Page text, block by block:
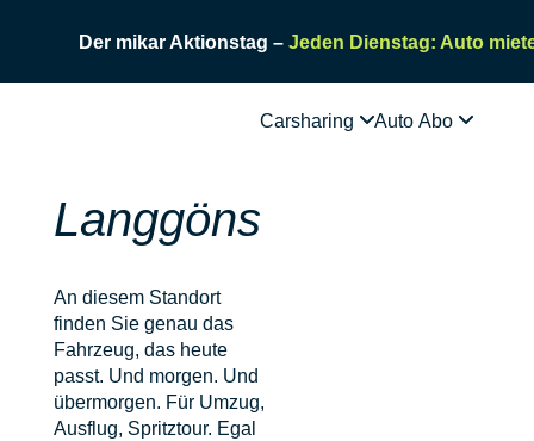
Der mikar Aktionstag – Jeden Dienstag: Auto
Carsharing Auto Abo
Langgöns
An diesem Standort
finden Sie genau das
Fahrzeug, das heute
passt. Und morgen. Und
übermorgen. Für Umzug,
Ausflug, Spritztour. Egal